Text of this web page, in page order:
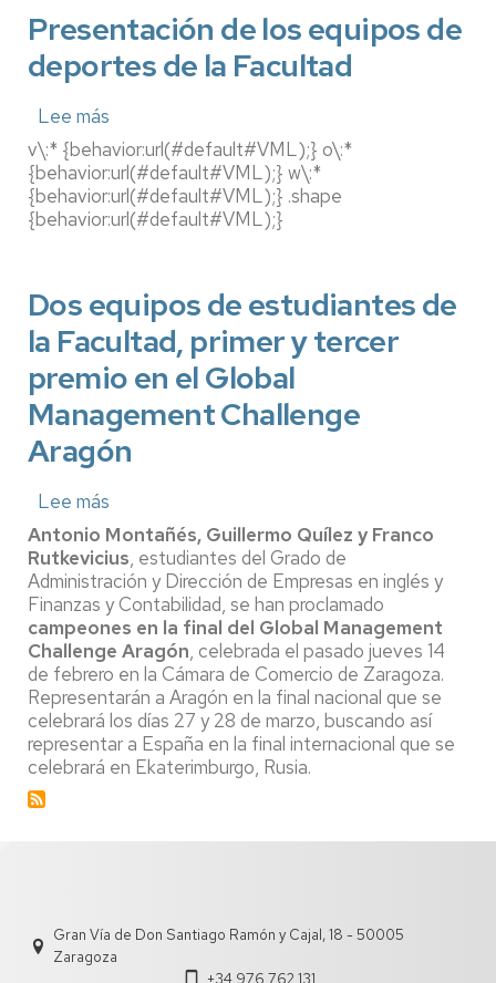
Presentación de los equipos de
deportes de la Facultad
Lee más
Presentación
de
los
equipos
de
Facultad
v\:* {behavior:url(#default#VML);} o\:*
{behavior:url(#default#VML);} w\:*
{behavior:url(#default#VML);} .shape
{behavior:url(#default#VML);}
Dos equipos de estudiantes de
la Facultad, primer y tercer
premio en el Global
Management Challenge
Aragón
Lee más
Dos
equipos
de
estudiantes
de
la
Facultad,
primer
y
tercer
premio
en
el
Antonio Montañés, Guillermo Quílez y Franco
Rutkevicius, estudiantes del Grado de
Administración y Dirección de Empresas en inglés y
Finanzas y Contabilidad, se han proclamado
campeones en la final del Global Management
Challenge Aragón, celebrada el pasado jueves 14
de febrero en la Cámara de Comercio de Zaragoza.
Representarán a Aragón en la final nacional que se
celebrará los días 27 y 28 de marzo, buscando así
representar a España en la final internacional que se
celebrará en Ekaterimburgo, Rusia.
Gran Vía de Don Santiago Ramón y Cajal, 18 - 50005
Zaragoza
+34 976 762 131